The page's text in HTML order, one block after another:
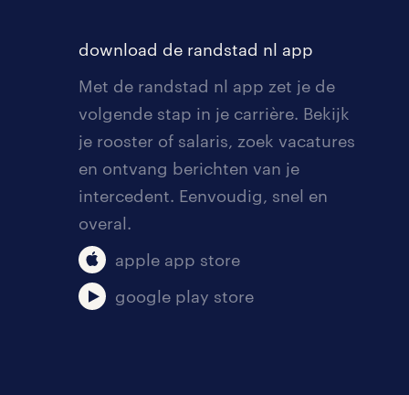
download de randstad nl app
Met de randstad nl app zet je de
volgende stap in je carrière. Bekijk
je rooster of salaris, zoek vacatures
en ontvang berichten van je
intercedent. Eenvoudig, snel en
overal.
apple app store
google play store